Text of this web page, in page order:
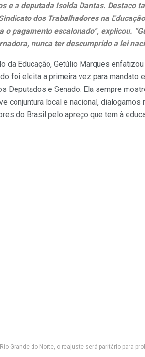
e a deputada Isolda Dantas. Destaco
dos Trabalhadores na
o pagamento escalonado”, explicou.
nunca ter descumprido a lei
da Educação, Getúlio Marques
foi eleita a primeira vez para mandato
Deputados e Senado. Ela sempre
conjuntura local e nacional,
do Brasil pelo apreço que tem à
Grande do Norte, o reajuste será paritário para